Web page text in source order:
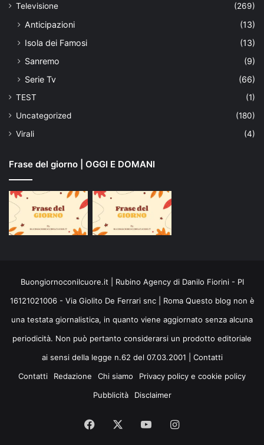
Televisione (269)
Anticipazioni
(13)
Isola dei Famosi
(13)
Sanremo
(9)
Serie Tv
(66)
TEST
(1)
Uncategorized
(180)
Virali
(4)
Frase del giorno | OGGI E DOMANI
Buongiornoconilcuore.it | Rubino Agency di Danilo Fiorini - PI
16121021006 - Via Giolito De Ferrari snc | Roma Questo blog non è
una testata giornalistica, in quanto viene aggiornato senza alcuna
periodicità. Non può pertanto considerarsi un prodotto editoriale
ai sensi della legge n.62 del 07.03.2001 | Contatti
Contatti
Redazione Chi siamo
Privacy policy e cookie policy
Pubblicità
Disclaimer